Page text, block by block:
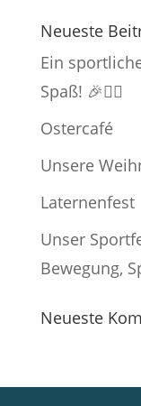
Neueste
Ein
Spaß! 🎉🏃‍♂️
Ostercafé
Unsere
Laternenfest
Unser
Bewegung,
Neueste